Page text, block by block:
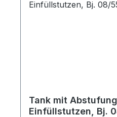
Tank mit
Einfüllstutzen, Bj.